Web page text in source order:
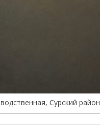
Сурский район